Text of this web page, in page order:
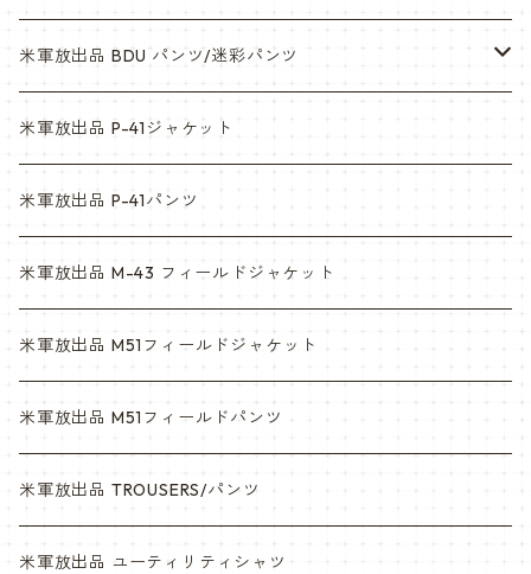
ウッドランド
ACU
マルチカム
3c
6c
デザート
デザートマーパット
ABU
米軍放出品 BDU パンツ/迷彩パンツ
ウッドランド
ACU
マルチカム
3c
6c
デザート
デザートマーパット
米軍放出品 P-41ジャケット
米軍放出品 P-41パンツ
米軍放出品 M-43 フィールドジャケット
米軍放出品 M51フィールドジャケット
米軍放出品 M51フィールドパンツ
米軍放出品 TROUSERS/パンツ
米軍放出品 ユーティリティシャツ